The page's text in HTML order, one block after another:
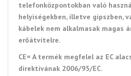
telefonközpontokban való
helyiségekben, illetve gipszben,
kábelek nem alkalmasak magas
erőátvitelre.
CE= A termék megfelel az EC
direktívának 2006/95/EC.